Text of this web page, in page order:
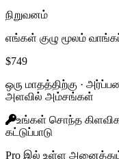
நிறுவனம்
எங்கள் குழு மூலம்
$749
ஒரு மாதத்திற்கு ·
அளவில் அம்சங்கள்
உங்கள் சொந்த
கட்டுப்பாடு
Pro இல் உள்ள